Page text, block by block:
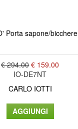
Porta sapone/bicchere
€ 294.00 € 159.00
IO-DE7NT
CARLO IOTTI